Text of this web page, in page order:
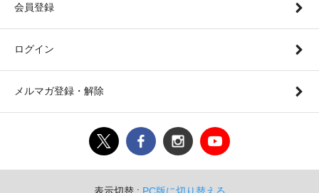
会員登録
ログイン
メルマガ登録・解除
表示切替 : PC版に切り替える